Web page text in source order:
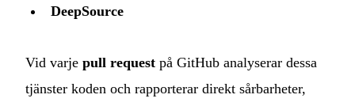
DeepSource
Vid varje pull request på GitHub analyserar dessa
tjänster koden och rapporterar direkt sårbarheter,